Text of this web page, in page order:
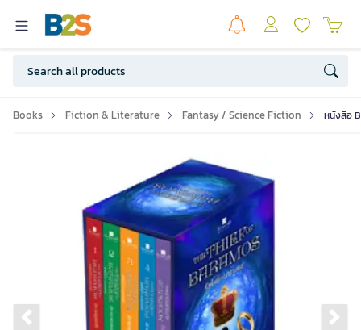
Books Fiction & Literature Fantasy / Science Fiction หนังสือ